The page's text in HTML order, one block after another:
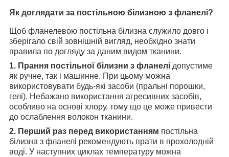
Як доглядати за постільною білизною з фланелі?
Щоб фланелевою постільна білизна служило довго і
зберігало свій зовнішній вигляд, необхідно знати
правила по догляду за даним видом тканини.
1. Прання постільної білизни з фланелі допустиме
як ручне, так і машинне. При цьому можна
використовувати будь-які засоби (пральні порошки,
гелі). Небажано використання агресивних засобів,
особливо на основі хлору, тому що це може привести
до ослаблення волокон тканини.
2. Перший раз перед використанням постільна
білизна з фланелі рекомендують прати в прохолодній
воді. У наступних циклах температуру можна